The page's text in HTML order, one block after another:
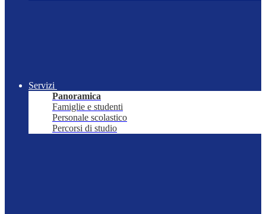
Servizi
Panoramica
Famiglie e studenti
Personale scolastico
Percorsi di studio